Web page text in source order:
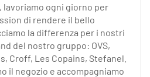
ogni giorno per
di rendere il bello
la differenza per i nostri
del nostro gruppo: OVS,
Croff, Les Copains, Stefanel.
il negozio e accompagniamo